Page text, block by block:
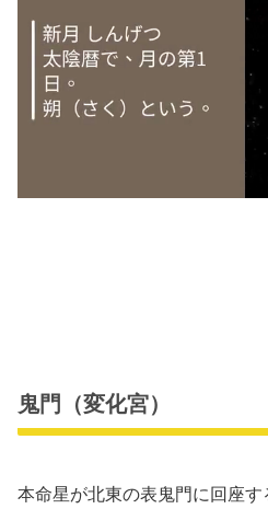
鬼門（変化宮）
本命星が北東の表鬼門に回座す